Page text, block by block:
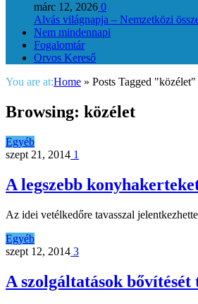
márc 12, 2026 0
Alvás világnapja – Nemzetközi
Nem mindennapi
Fogalomtár
Orvos Kereső
You are at:Home » Posts Tagged "közélet"
Browsing: közélet
Egyéb
szept 21, 2014 1
A legszebb
Az idei vetélkedőre tavasszal
Egyéb
szept 12, 2014 3
A szolgáltatások